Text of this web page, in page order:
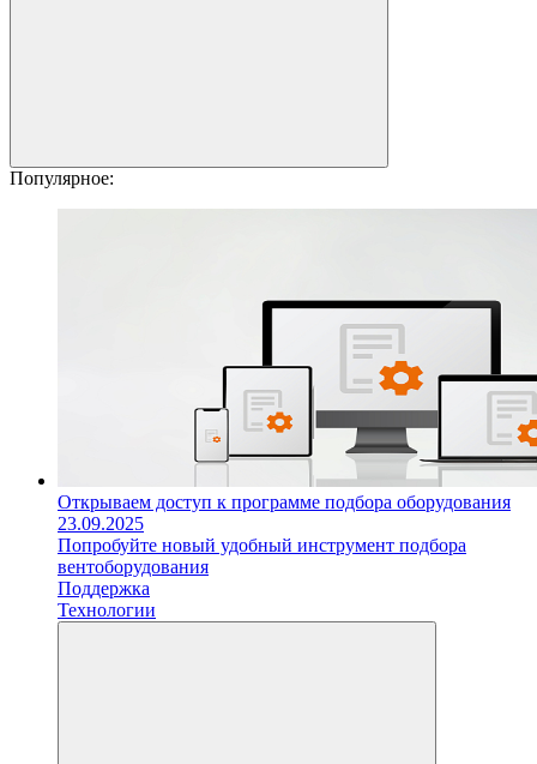
Популярное:
Открываем доступ к программе подбора оборудования
23.09.2025
Попробуйте новый удобный инструмент подбора
вентоборудования
Поддержка
Технологии